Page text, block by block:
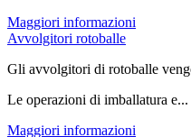
Maggiori informazioni
Avvolgitori rotoballe
Gli avvolgitori di rotoballe
Le operazioni di imballatura e...
Maggiori informazioni